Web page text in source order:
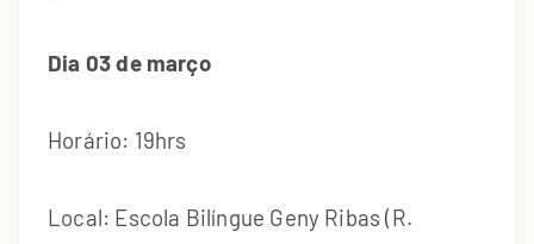
Dia 03 de março
Horário: 19hrs
Local: Escola Bilíngue Geny Ribas (R.